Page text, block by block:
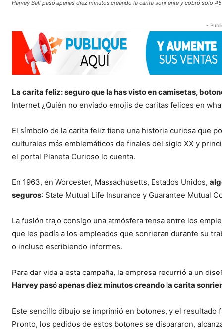
Harvey Ball pasó apenas diez minutos creando la carita sonriente y cobró solo
-
La carita feliz: seguro que la has visto en camisetas,
Internet ¿Quién no enviado emojis de caritas felices en
El símbolo de la carita feliz tiene una historia curiosa que
culturales más emblemáticos de finales del siglo XX y
el portal Planeta Curioso lo cuenta.
En 1963, en Worcester, Massachusetts, Estados Unidos,
seguros: State Mutual Life Insurance y Guarantee Mutual
La fusión trajo consigo una atmósfera tensa entre los
que les pedía a los empleados que sonrieran durante su
o incluso escribiendo informes.
Para dar vida a esta campaña, la empresa recurrió a un
Harvey pasó apenas diez minutos creando la carita
Este sencillo dibujo se imprimió en botones, y el
Pronto, los pedidos de estos botones se dispararon,